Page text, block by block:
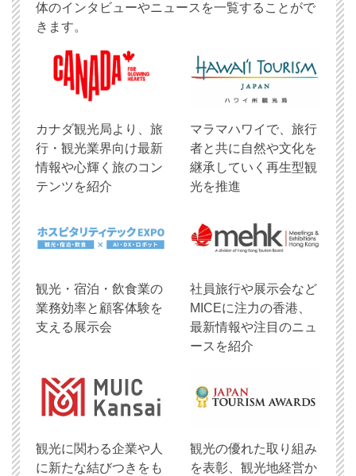
体のインタビューやニュースを一覧することがで
きます。
​カナダ観光局より、旅
行・観光業界向け最新
情報や心輝く旅のコン
テンツを紹介
マラマハワイで、旅行
者と共に自然や文化を
継承していく再生型観
光を推進
観光・宿泊・飲食業の
業務効率と顧客体験を
支える展示会
社員旅行や展示会など
MICEに注力の香港、
最新情報や注目のニュ
ースを紹介
観光に関わる企業や人
に新たな結びつきをも
観光の優れた取り組み
を表彰、観光地経営か